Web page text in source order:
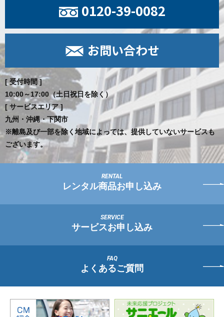
0120-39-0082
お問い合わせ
[ 受付時間 ]
10:00～17:00（土日祝日を除く）
[ サービスエリア ]
九州・沖縄・下関市
※離島及び一部を除く地域によっては、提供していないサービスも
ございます。
レンタル商品お申し込み
サービスお申し込み
よくあるご質問